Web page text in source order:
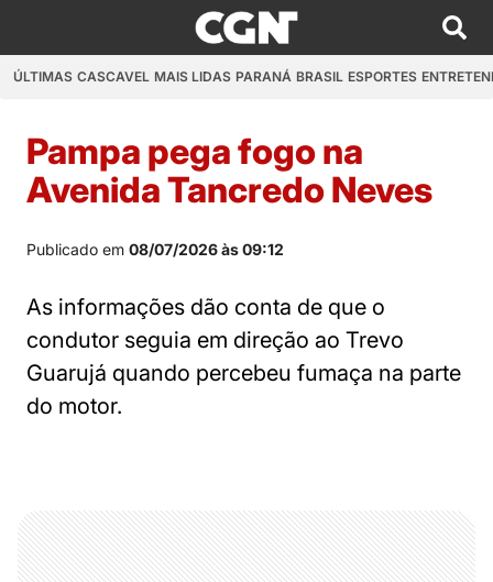
ÚLTIMAS CASCAVEL MAIS LIDAS PARANÁ BRASIL ESPORTES
Pampa pega fogo na
Avenida Tancredo Neves
Publicado em 08/07/2026 às 09:12
As informações dão conta de que o
condutor seguia em direção ao Trevo
Guarujá quando percebeu fumaça na parte
do motor.